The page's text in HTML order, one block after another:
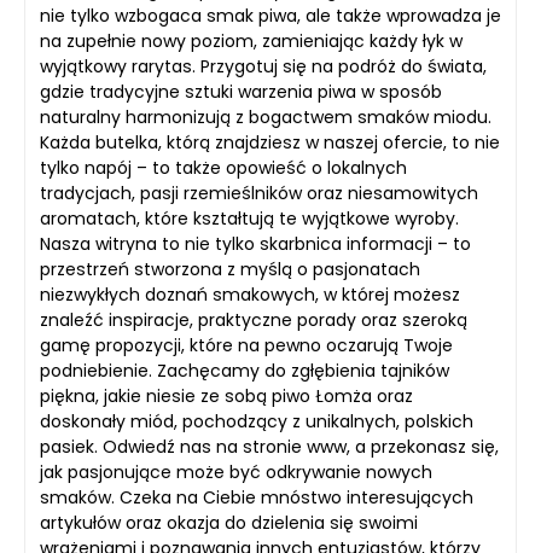
nie tylko wzbogaca smak piwa, ale także wprowadza je
na zupełnie nowy poziom, zamieniając każdy łyk w
wyjątkowy rarytas. Przygotuj się na podróż do świata,
gdzie tradycyjne sztuki warzenia piwa w sposób
naturalny harmonizują z bogactwem smaków miodu.
Każda butelka, którą znajdziesz w naszej ofercie, to nie
tylko napój – to także opowieść o lokalnych
tradycjach, pasji rzemieślników oraz niesamowitych
aromatach, które kształtują te wyjątkowe wyroby.
Nasza witryna to nie tylko skarbnica informacji – to
przestrzeń stworzona z myślą o pasjonatach
niezwykłych doznań smakowych, w której możesz
znaleźć inspiracje, praktyczne porady oraz szeroką
gamę propozycji, które na pewno oczarują Twoje
podniebienie. Zachęcamy do zgłębienia tajników
piękna, jakie niesie ze sobą piwo Łomża oraz
doskonały miód, pochodzący z unikalnych, polskich
pasiek. Odwiedź nas na stronie www, a przekonasz się,
jak pasjonujące może być odkrywanie nowych
smaków. Czeka na Ciebie mnóstwo interesujących
artykułów oraz okazja do dzielenia się swoimi
wrażeniami i poznawania innych entuzjastów, którzy